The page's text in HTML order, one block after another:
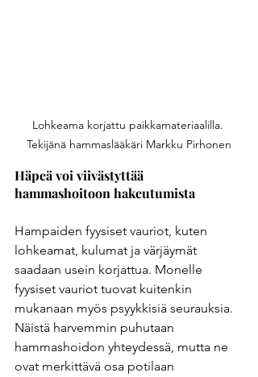
Lohkeama korjattu paikkamateriaalilla.
Tekijänä hammaslääkäri Markku Pirhonen
Häpeä voi viivästyttää
hammashoitoon hakeutumista
Hampaiden fyysiset vauriot, kuten
lohkeamat, kulumat ja värjäymät
saadaan usein korjattua. Monelle
fyysiset vauriot tuovat kuitenkin
mukanaan myös psyykkisiä seurauksia.
Näistä harvemmin puhutaan
hammashoidon yhteydessä, mutta ne
ovat merkittävä osa potilaan